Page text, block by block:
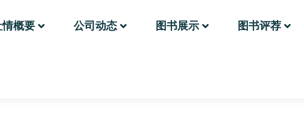
情概要 公司动态 图书展示 图书评荐